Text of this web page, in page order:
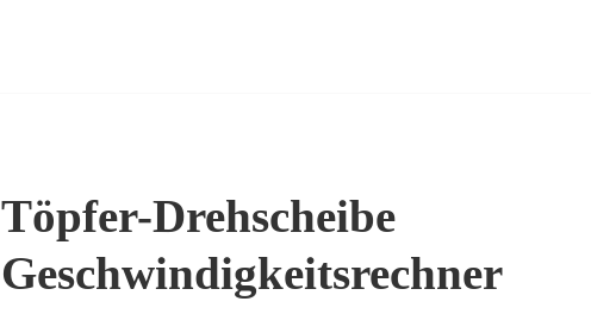
Töpfer-Drehscheibe
Geschwindigkeitsrechner